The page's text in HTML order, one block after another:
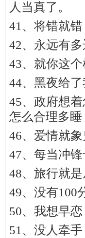
人当真了。
41、将错就
42、永远有
43、就你这
44、黑夜给
45、政府想
怎么合理多睡
46、爱情就
47、每当冲
48、旅行就
49、没有100
50、我想早
51、没人牵手